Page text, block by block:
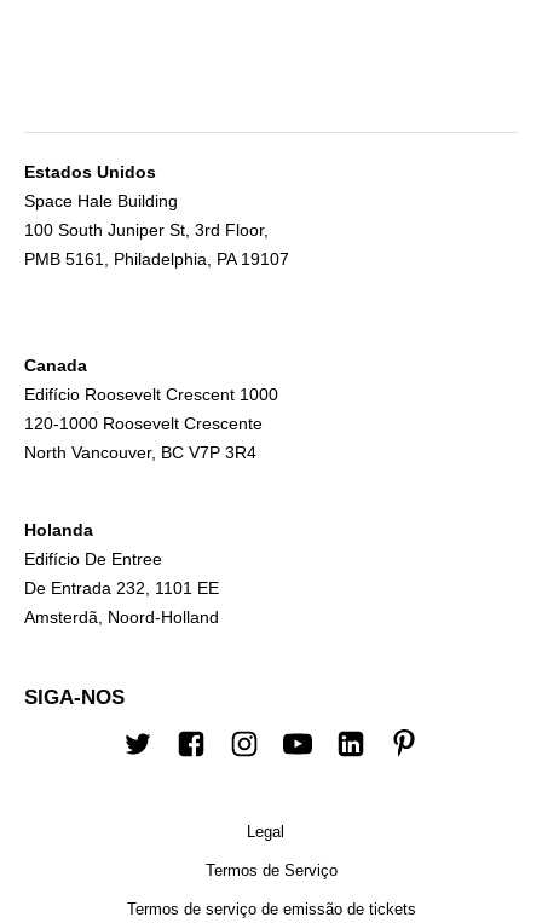
Estados Unidos
Space Hale Building
100 South Juniper St, 3rd Floor,
PMB 5161, Philadelphia, PA 19107
Canada
Edifício Roosevelt Crescent 1000
120-1000 Roosevelt Crescente
North Vancouver, BC V7P 3R4
Holanda
Edifício De Entree
De Entrada 232, 1101 EE
Amsterdã, Noord-Holland
SIGA-NOS
TwitterFacebookInstagram
YoutubeLinkedin
Legal
Termos de Serviço
Termos de serviço de emissão de tickets